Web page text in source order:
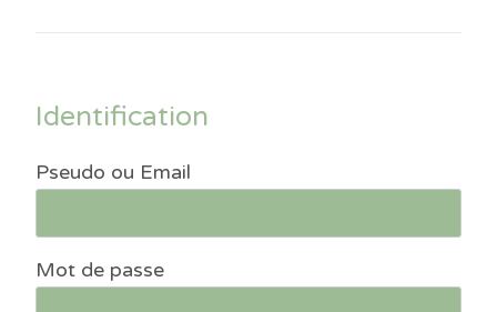
Identification
Pseudo ou Email
Mot de passe